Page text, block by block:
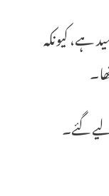
ہے، کیونکہ
گئے۔